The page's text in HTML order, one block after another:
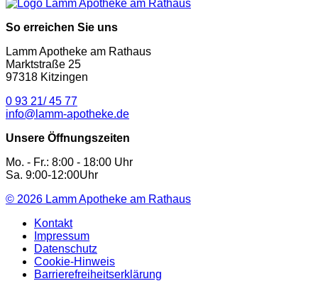
So erreichen Sie uns
Lamm Apotheke am Rathaus
Marktstraße 25
97318 Kitzingen
0 93 21/ 45 77
info@lamm-apotheke.de
Unsere Öffnungszeiten
Mo. - Fr.: 8:00 - 18:00 Uhr
Sa. 9:00-12:00Uhr
© 2026 Lamm Apotheke am Rathaus
Kontakt
Impressum
Datenschutz
Cookie-Hinweis
Barrierefreiheitserklärung